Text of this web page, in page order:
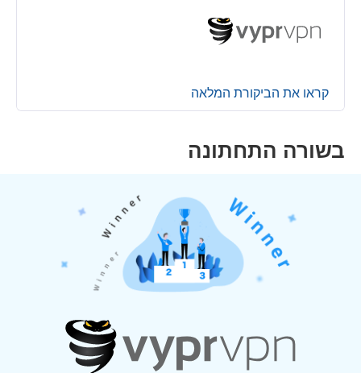
קראו את הביקורת המלאה
בשורה התחתונה